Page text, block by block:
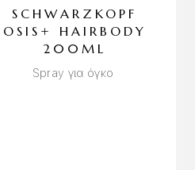
SCHWARZKOPF
OSIS+ HAIRBODY
200ML
Spray για όγκο